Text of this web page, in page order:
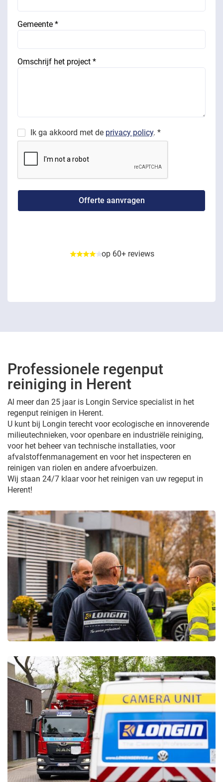
Gemeente *
Omschrijf het project *
Ik ga akkoord met de privacy policy. *
op 60+ reviews
Professionele regenput
reiniging in Herent
Al meer dan 25 jaar is Longin Service specialist in het
regenput reinigen in Herent.
U kunt bij Longin terecht voor ecologische en innoverende
milieutechnieken, voor openbare en industriële reiniging,
voor het beheer van technische installaties, voor
afvalstoffenmanagement en voor het inspecteren en
reinigen van riolen en andere afvoerbuizen.
Wij staan 24/7 klaar voor het reinigen van uw regeput in
Herent!